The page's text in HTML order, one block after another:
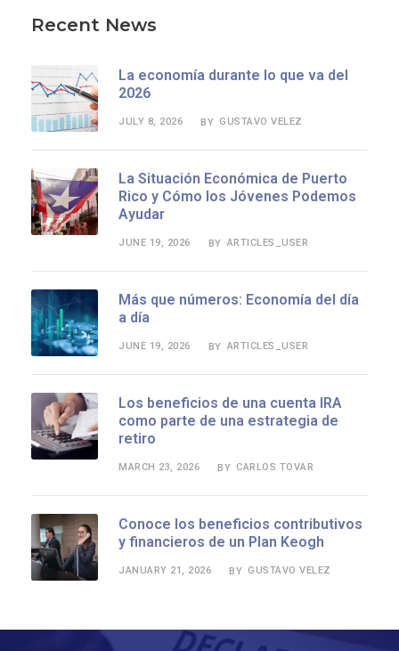
Recent News
La economía durante lo que va del
2026
JULY 8, 2026 BY GUSTAVO VELEZ
La Situación Económica de Puerto
Rico y Cómo los Jóvenes Podemos
Ayudar
JUNE 19, 2026 BY ARTICLES_USER
Más que números: Economía del día
a día
JUNE 19, 2026 BY ARTICLES_USER
Los beneficios de una cuenta IRA
como parte de una estrategia de
retiro
MARCH 23, 2026 BY CARLOS TOVAR
Conoce los beneficios contributivos
y financieros de un Plan Keogh
JANUARY 21, 2026 BY GUSTAVO VELEZ